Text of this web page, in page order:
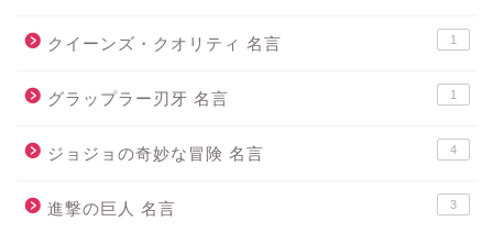
クイーンズ・クオリティ 名言 1
グラップラー刃牙 名言 1
ジョジョの奇妙な冒険 名言 4
進撃の巨人 名言 3